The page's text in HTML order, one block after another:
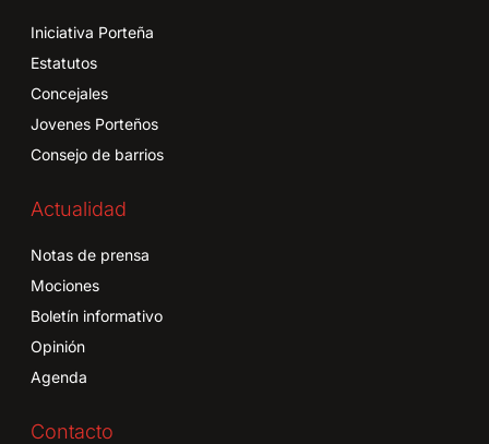
Iniciativa Porteña
Estatutos
Concejales
Jovenes Porteños
Consejo de barrios
Actualidad
Notas de prensa
Mociones
Boletín informativo
Opinión
Agenda
Contacto